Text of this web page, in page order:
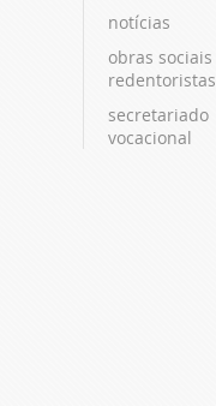
notícias
obras sociais
redentoristas
secretariado
vocacional